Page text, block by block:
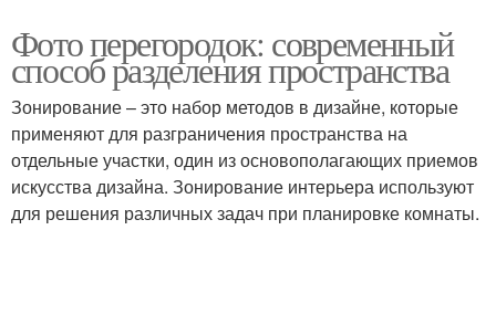
Фото перегородок: современный
способ разделения пространства
Зонирование – это набор методов в дизайне, которые
применяют для разграничения пространства на
отдельные участки, один из основополагающих приемов
искусства дизайна. Зонирование интерьера используют
для решения различных задач при планировке комнаты.